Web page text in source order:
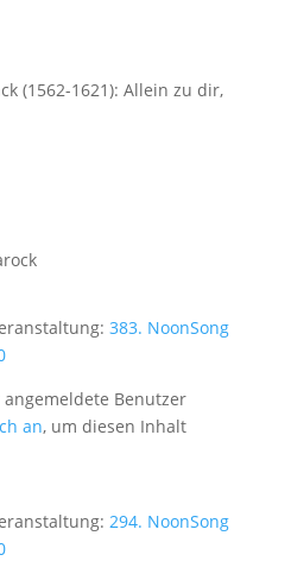
(1562-1621): Allein zu dir,
383. NoonSong
Benutzer
an, um diesen Inhalt
294. NoonSong